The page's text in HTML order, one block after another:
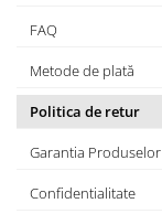
FAQ
Metode de plată
Politica de retur
Garantia Produselor
Confidentialitate